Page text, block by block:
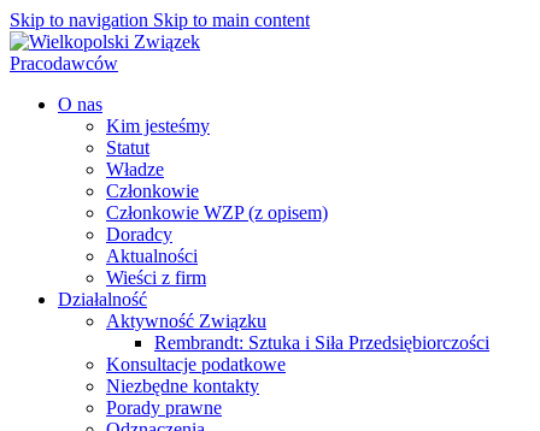
Skip to navigation Skip to main content
O nas
Kim jesteśmy
Statut
Władze
Członkowie
Członkowie WZP (z opisem)
Doradcy
Aktualności
Wieści z firm
Działalność
Aktywność Związku
Rembrandt: Sztuka i Siła Przedsiębiorczości
Konsultacje podatkowe
Niezbędne kontakty
Porady prawne